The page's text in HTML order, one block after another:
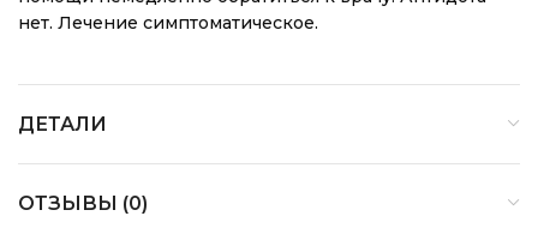
нет. Лечение симптоматическое.
ДЕТАЛИ
ОТЗЫВЫ (0)